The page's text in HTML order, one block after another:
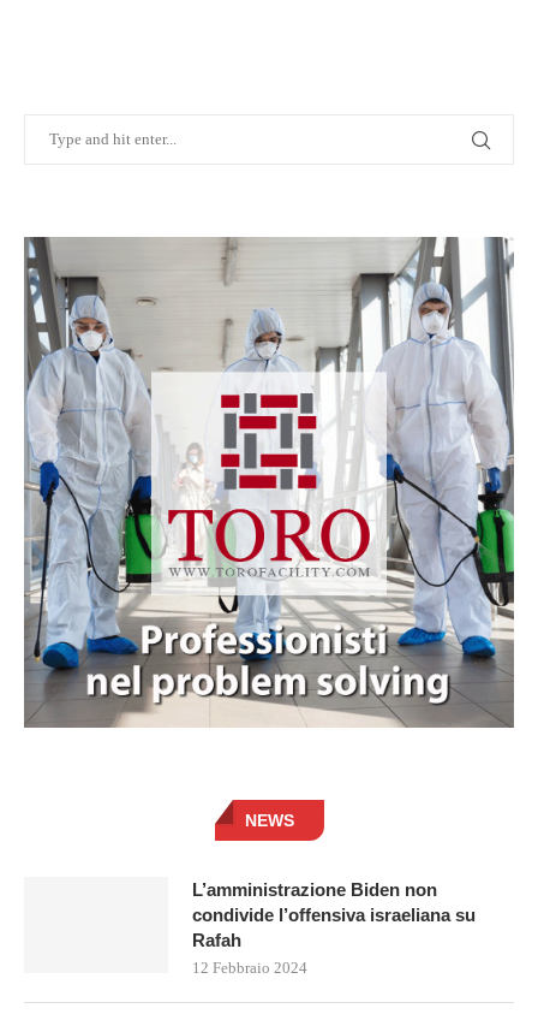
NEWS
L’amministrazione Biden non
condivide l’offensiva israeliana su
Rafah
12 Febbraio 2024